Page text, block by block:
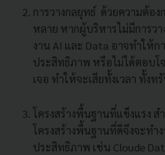
การวางกลยุทธ์ ด้วยความต้อ
หลาย หากผู้บริหารไม่มีการว
งาน AI และ Data อาจทำให้ก
ประสิทธิภาพ หรือไม่ได้ตอบโ
เจอ ทำให้จะเสียทั้งเวลา ทั้งท
โครงสร้างพื้นฐานที่แข็งแรง ส
โครงสร้างพื้นฐานที่ดีจึงจะทำ
ประสิทธิภาพ เช่น Cloude